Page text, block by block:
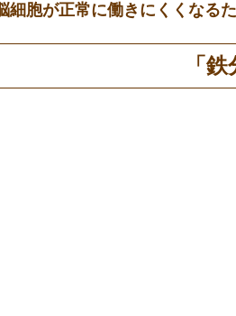
細胞が正常に働きにくくなる
「